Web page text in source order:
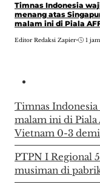
Timnas Indonesia
menang atas
malam ini di Piala
demi jaga asa ke
Editor Redaksi Zapier• 1
Timnas Indonesia
malam ini di Piala
Vietnam 0-3 demi
PTPN I Regional
musiman di